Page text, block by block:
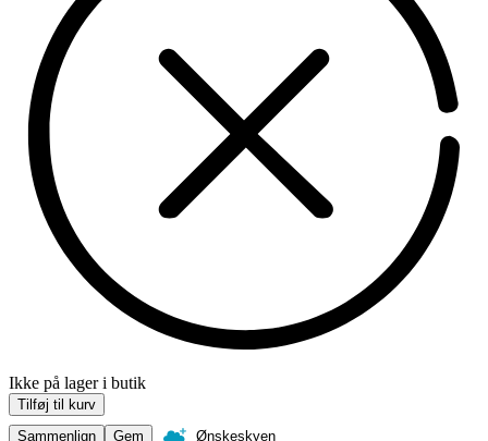
Ikke på lager i butik
Tilføj til kurv
Sammenlign
Gem Ønskeskyen